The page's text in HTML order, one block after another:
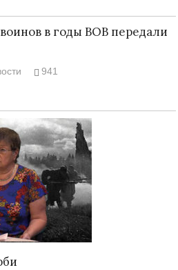
в годы ВОВ передали
941